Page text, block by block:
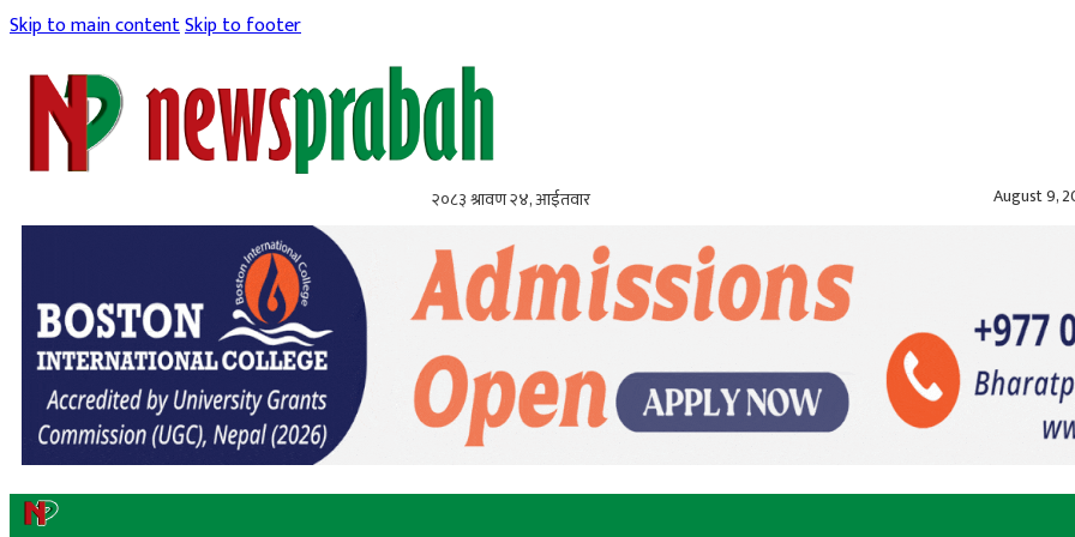
Skip to main contentSkip to footer
२०८३ श्रावण २४, आईतवार August 9,